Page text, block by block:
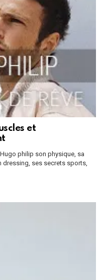
et
philip son physique, sa
ses secrets sports,